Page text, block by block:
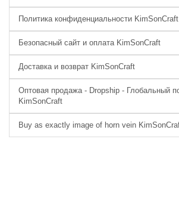
Политика конфиденциальности KimSonCraft
Безопасный сайт и оплата KimSonCraft
Доставка и возврат KimSonCraft
Оптовая продажа - Dropship - Глобальный
KimSonCraft
Buy as exactly image of horn vein